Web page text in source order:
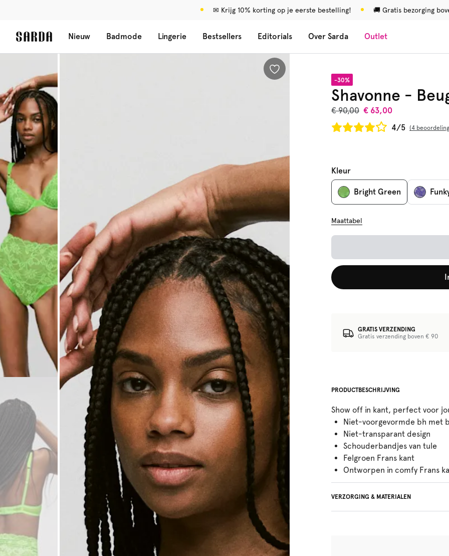
✉ Krijg 10% korting op je eerste bestelling! 🚚 Gratis bezorging
Nieuw Badmode Lingerie Bestsellers Editorials Over Sarda Outlet
-30%
Shavonne -
€ 90,00 € 63,00
4/5
4
Kleur
Bright Green
Maattabel
GRATIS VERZENDING
Gratis verzending boven € 90
PRODUCTBESCHRIJVING
Show off in kant, perfect voor
Niet-voorgevormde bh met
Niet-transparant design
Schouderbandjes van tule
Felgroen Frans kant
Ontworpen in comfy Frans
VERZORGING & MATERIALEN